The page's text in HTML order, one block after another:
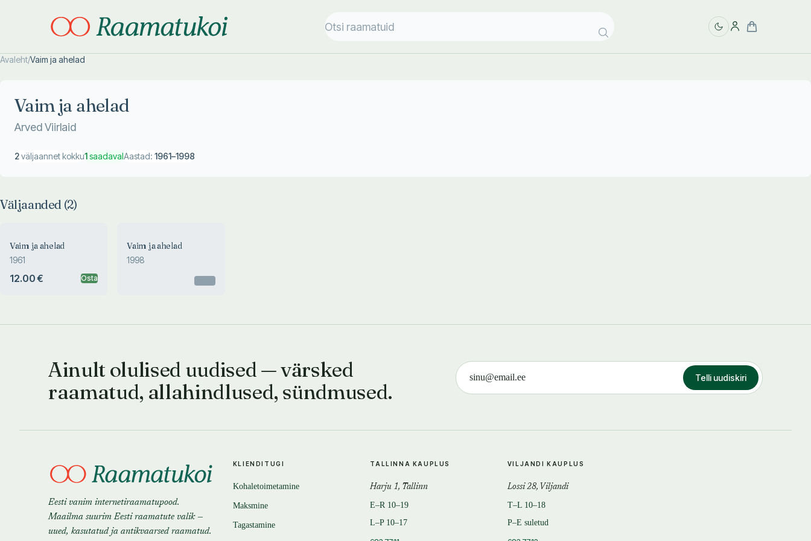
Avaleht/Vaim ja ahelad
Vaim ja ahelad
Arved Viirlaid
2väljaannet kokku1saadavalAastad: 1961–1998
Väljaanded (2)
Vaim ja ahelad
1961
12.00 € Osta
Vaim ja ahelad
1998
Ainult olulised uudised — värsked
raamatud, allahindlused, sündmused.
Telli uudiskiri
Eesti vanim internetiraamatupood.
Maailma suurim Eesti raamatute valik —
uued, kasutatud ja antikvaarsed raamatud.
KLIENDITUGI
Kohaletoimetamine
Maksmine
Tagastamine
TALLINNA KAUPLUS
Harju 1, Tallinn
E–R 10–19
L–P 10–17
VILJANDI KAUPLUS
Lossi 28, Viljandi
T–L 10–18
P–E suletud